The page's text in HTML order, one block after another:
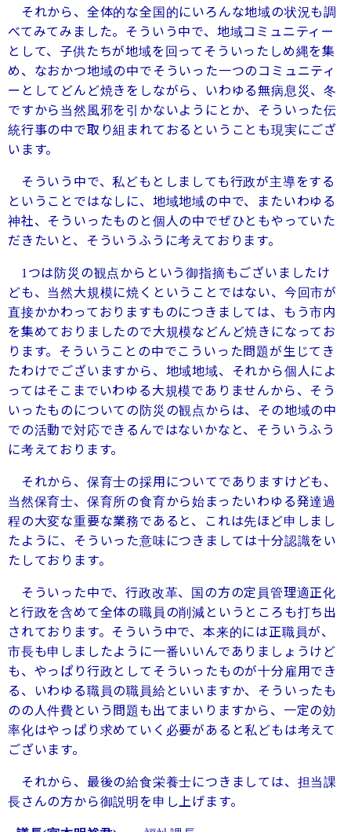
それから、全体的な全国的にいろんな地域の状況も調
べてみてみました。そういう中で、地域コミュニティー
として、子供たちが地域を回ってそういったしめ縄を集
め、なおかつ地域の中でそういった一つのコミュニティ
ーとしてどんど焼きをしながら、いわゆる無病息災、冬
ですから当然風邪を引かないようにとか、そういった伝
統行事の中で取り組まれておるということも現実にござ
います。
そういう中で、私どもとしましても行政が主導をする
ということではなしに、地域地域の中で、またいわゆる
神社、そういったものと個人の中でぜひともやっていた
だきたいと、そういうふうに考えております。
1 つは防災の観点からという御指摘もございましたけ
ども、当然大規模に焼くということではない、今回市が
直接かかわっておりますものにつきましては、もう市内
を集めておりましたので大規模などんど焼きになってお
ります。そういうことの中でこういった問題が生じてき
たわけでございますから、地域地域、それから個人によ
ってはそこまでいわゆる大規模でありませんから、そう
いったものについての防災の観点からは、その地域の中
での活動で対応できるんではないかなと、そういうふう
に考えております。
それから、保育士の採用についてでありますけども、
当然保育士、保育所の食育から始まったいわゆる発達過
程の大変な重要な業務であると、これは先ほど申しまし
たように、そういった意味につきましては十分認識をい
たしております。
そういった中で、行政改革、国の方の定員管理適正化
と行政を含めて全体の職員の削減というところも打ち出
されております。そういう中で、本来的には正職員が、
市長も申しましたように一番いいんでありましょうけど
も、やっぱり行政としてそういったものが十分雇用でき
る、いわゆる職員の職員給といいますか、そういったも
のの人件費という問題も出てまいりますから、一定の効
率化はやっぱり求めていく必要があると私どもは考えて
ございます。
それから、最後の給食栄養士につきましては、担当課
長さんの方から御説明を申し上げます。